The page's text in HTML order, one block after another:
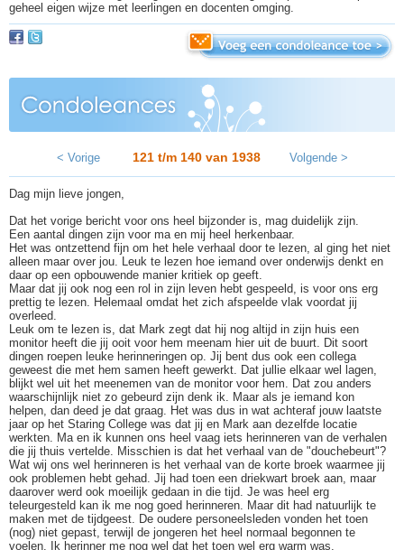
geheel eigen wijze met leerlingen en docenten omging.
< Vorige 121 t/m 140 van 1938 Volgende >
Dag mijn lieve jongen,
Dat het vorige bericht voor ons heel bijzonder is, mag duidelijk zijn.
Een aantal dingen zijn voor ma en mij heel herkenbaar.
Het was ontzettend fijn om het hele verhaal door te lezen, al ging het niet
alleen maar over jou. Leuk te lezen hoe iemand over onderwijs denkt en
daar op een opbouwende manier kritiek op geeft.
Maar dat jij ook nog een rol in zijn leven hebt gespeeld, is voor ons erg
prettig te lezen. Helemaal omdat het zich afspeelde vlak voordat jij
overleed.
Leuk om te lezen is, dat Mark zegt dat hij nog altijd in zijn huis een
monitor heeft die jij ooit voor hem meenam hier uit de buurt. Dit soort
dingen roepen leuke herinneringen op. Jij bent dus ook een collega
geweest die met hem samen heeft gewerkt. Dat jullie elkaar wel lagen,
blijkt wel uit het meenemen van de monitor voor hem. Dat zou anders
waarschijnlijk niet zo gebeurd zijn denk ik. Maar als je iemand kon
helpen, dan deed je dat graag. Het was dus in wat achteraf jouw laatste
jaar op het Staring College was dat jij en Mark aan dezelfde locatie
werkten. Ma en ik kunnen ons heel vaag iets herinneren van de verhalen
die jij thuis vertelde. Misschien is dat het verhaal van de "douchebeurt"?
Wat wij ons wel herinneren is het verhaal van de korte broek waarmee jij
ook problemen hebt gehad. Jij had toen een driekwart broek aan, maar
daarover werd ook moeilijk gedaan in die tijd. Je was heel erg
teleurgesteld kan ik me nog goed herinneren. Maar dit had natuurlijk te
maken met de tijdgeest. De oudere personeelsleden vonden het toen
(nog) niet gepast, terwijl de jongeren het heel normaal begonnen te
voelen. Ik herinner me nog wel dat het toen wel erg warm was.